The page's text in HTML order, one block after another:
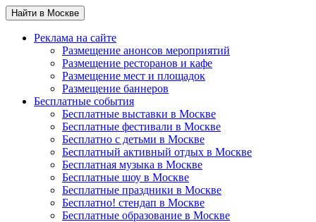
Найти в Москве
Реклама на сайте
Размещение анонсов мероприятий
Размещение ресторанов и кафе
Размещение мест и площадок
Размещение баннеров
Бесплатные события
Бесплатные выставки в Москве
Бесплатные фестивали в Москве
Бесплатно с детьми в Москве
Бесплатный активный отдых в Москве
Бесплатная музыка в Москве
Бесплатные шоу в Москве
Бесплатные праздники в Москве
Бесплатно! стендап в Москве
Бесплатные образование в Москве